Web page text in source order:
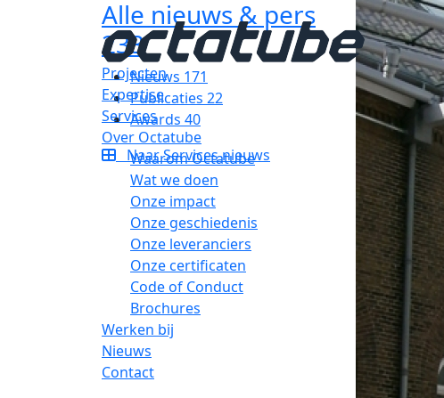
Projecten
Expertise
Services
Over Octatube
Waarom Octatube
Wat we doen
Onze impact
Onze geschiedenis
Onze leveranciers
Onze certificaten
Code of Conduct
Brochures
Werken bij
Nieuws
Contact
Alle nieuws & pers
233
Nieuws 171
Publicaties 22
Awards 40
Naar Services nieuws